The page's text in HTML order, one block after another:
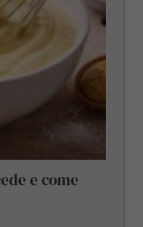
e come